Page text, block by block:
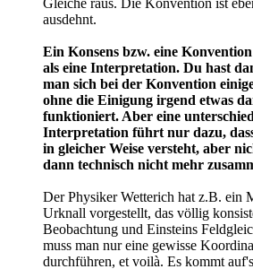
ausdehnt.
Ein Konsens bzw. eine
als eine Interpretation. Du hast
man sich bei der Konvention
ohne die Einigung irgend etwas
funktioniert. Aber eine
Interpretation führt nur dazu,
in gleicher Weise versteht, aber
dann technisch nicht mehr
Der Physiker Wetterich hat z.B. ein
Urknall vorgestellt, das völlig
Beobachtung und Einsteins
muss man nur eine gewisse
durchführen, et voilà. Es kommt